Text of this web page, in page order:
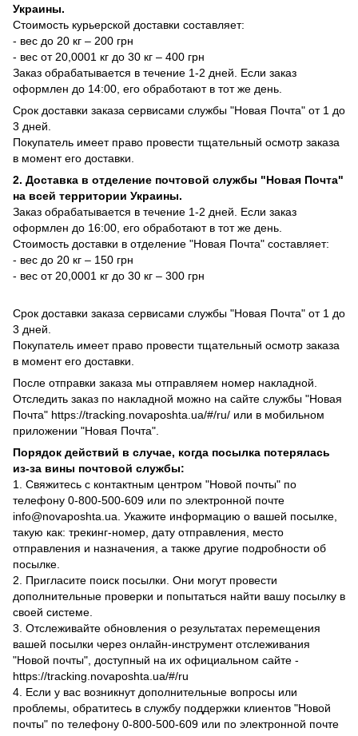
Украины.
Стоимость курьерской доставки составляет:
- вес до 20 кг – 200 грн
- вес от 20,0001 кг до 30 кг – 400 грн
Заказ обрабатывается в течение 1-2 дней. Если заказ
оформлен до 14:00, его обработают в тот же день.
Срок доставки заказа сервисами службы "Новая Почта" от 1 до
3 дней.
Покупатель имеет право провести тщательный осмотр заказа
в момент его доставки.
2. Доставка в отделение почтовой службы "Новая Почта"
на всей территории Украины.
Заказ обрабатывается в течение 1-2 дней. Если заказ
оформлен до 16:00, его обработают в тот же день.
Стоимость доставки в отделение "Новая Почта" составляет:
- вес до 20 кг – 150 грн
- вес от 20,0001 кг до 30 кг – 300 грн
Срок доставки заказа сервисами службы "Новая Почта" от 1 до
3 дней.
Покупатель имеет право провести тщательный осмотр заказа
в момент его доставки.
После отправки заказа мы отправляем номер накладной.
Отследить заказ по накладной можно на сайте службы "Новая
Почта" https://tracking.novaposhta.ua/#/ru/ или в мобильном
приложении "Новая Почта".
Порядок действий в случае, когда посылка потерялась
из-за вины почтовой службы:
1. Свяжитесь с контактным центром "Новой почты" по
телефону 0-800-500-609 или по электронной почте
info@novaposhta.ua. Укажите информацию о вашей посылке,
такую как: трекинг-номер, дату отправления, место
отправления и назначения, а также другие подробности об
посылке.
2. Пригласите поиск посылки. Они могут провести
дополнительные проверки и попытаться найти вашу посылку в
своей системе.
3. Отслеживайте обновления о результатах перемещения
вашей посылки через онлайн-инструмент отслеживания
"Новой почты", доступный на их официальном сайте -
https://tracking.novaposhta.ua/#/ru
4. Если у вас возникнут дополнительные вопросы или
проблемы, обратитесь в службу поддержки клиентов "Новой
почты" по телефону 0-800-500-609 или по электронной почте